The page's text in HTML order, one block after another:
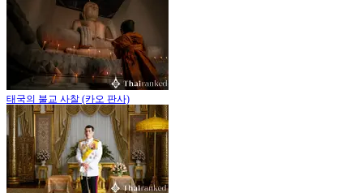
태국의 불교 사찰 (카오 판사)